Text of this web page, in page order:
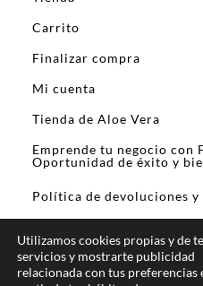
Carrito
Finalizar compra
Mi cuenta
Tienda de Aloe Vera
Emprende tu negocio con
Oportunidad de éxito y
Política de devoluciones y
Utilizamos cookies propias y de
servicios y mostrarte publicidad
relacionada con tus preferencias